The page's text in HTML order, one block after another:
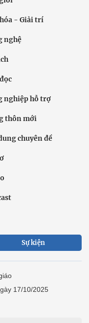
- Giải trí
nghệ
nghiệp hỗ trợ
thôn mới
chuyên đề
Sự kiện
17/10/2025